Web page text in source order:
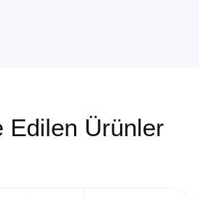
Edilen Ürünler